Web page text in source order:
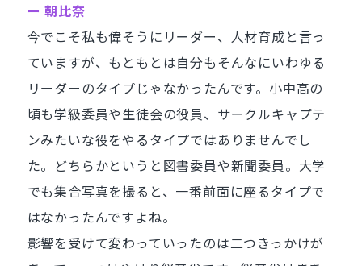
ー 朝比奈
今でこそ私も偉そうにリーダー、人材育成と言っ
ていますが、もともとは自分もそんなにいわゆる
リーダーのタイプじゃなかったんです。小中高の
頃も学級委員や生徒会の役員、サークルキャプテ
ンみたいな役をやるタイプではありませんでし
た。どちらかというと図書委員や新聞委員。大学
でも集合写真を撮ると、一番前面に座るタイプで
はなかったんですよね。
影響を受けて変わっていったのは二つきっかけが